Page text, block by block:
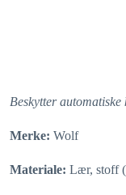
Beskytter
Merke: Wolf
Materiale: Lær, stoff